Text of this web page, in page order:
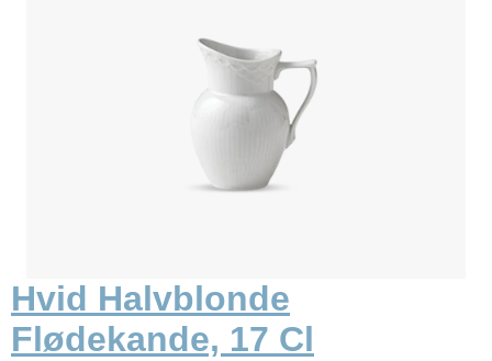
Hvid Halvblonde
Flødekande, 17 Cl